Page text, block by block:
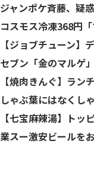
ジャンポケ斉藤、疑
コスモス冷凍368円
【ジョブチューン】
セブン「金のマルゲ
【焼肉きんぐ】ラン
しゃぶ葉にはなくし
【七宝麻辣湯】トッ
業スー激安ビールを